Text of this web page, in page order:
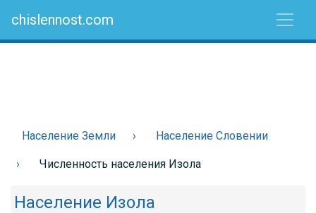
chislennost.com
Население Земли Население Словении
Численность населения Изола
Население Изола